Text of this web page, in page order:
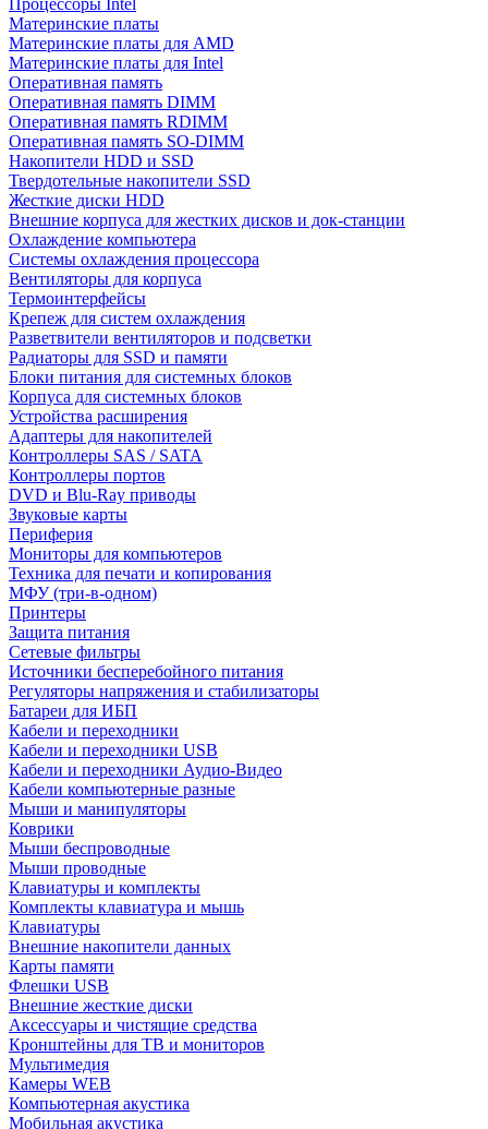
Процессоры Intel
Материнские платы
Материнские платы для AMD
Материнские платы для Intel
Оперативная память
Оперативная память DIMM
Оперативная память RDIMM
Оперативная память SO-DIMM
Накопители HDD и SSD
Твердотельные накопители SSD
Жесткие диски HDD
Внешние корпуса для жестких дисков и док-станции
Охлаждение компьютера
Системы охлаждения процессора
Вентиляторы для корпуса
Термоинтерфейсы
Крепеж для систем охлаждения
Разветвители вентиляторов и подсветки
Радиаторы для SSD и памяти
Блоки питания для системных блоков
Корпуса для системных блоков
Устройства расширения
Адаптеры для накопителей
Контроллеры SAS / SATA
Контроллеры портов
DVD и Blu-Ray приводы
Звуковые карты
Периферия
Мониторы для компьютеров
Техника для печати и копирования
МФУ (три-в-одном)
Принтеры
Защита питания
Сетевые фильтры
Источники бесперебойного питания
Регуляторы напряжения и стабилизаторы
Батареи для ИБП
Кабели и переходники
Кабели и переходники USB
Кабели и переходники Аудио-Видео
Кабели компьютерные разные
Мыши и манипуляторы
Коврики
Мыши беспроводные
Мыши проводные
Клавиатуры и комплекты
Комплекты клавиатура и мышь
Клавиатуры
Внешние накопители данных
Карты памяти
Флешки USB
Внешние жесткие диски
Аксессуары и чистящие средства
Кронштейны для ТВ и мониторов
Мультимедия
Камеры WEB
Компьютерная акустика
Мобильная акустика